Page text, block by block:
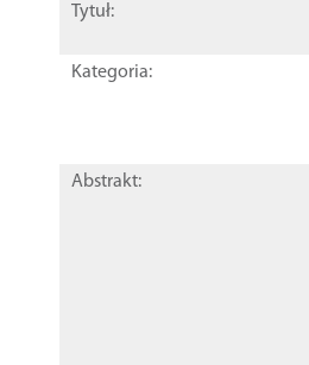
Tytuł:
Kategoria:
Abstrakt: